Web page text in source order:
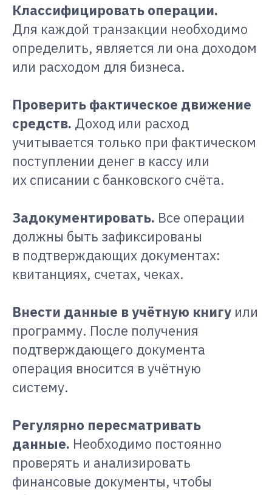
Классифицировать операции.
Для каждой транзакции необходимо
определить, является ли она доходом
или расходом для бизнеса.
Проверить фактическое движение
средств. Доход или расход
учитывается только при фактическом
поступлении денег в кассу или
их списании с банковского счёта.
Задокументировать. Все операции
должны быть зафиксированы
в подтверждающих документах:
квитанциях, счетах, чеках.
Внести данные в учётную книгу или
программу. После получения
подтверждающего документа
операция вносится в учётную
систему.
Регулярно пересматривать
данные. Необходимо постоянно
проверять и анализировать
финансовые документы, чтобы